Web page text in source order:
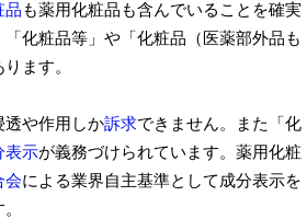
品も薬用化粧品も含んでいることを確実
化粧品等」や「化粧品（医薬部外品も
ます。
透や作用しか訴求できません。また「化
表示が義務づけられています。薬用化粧
会による業界自主基準として成分表示を